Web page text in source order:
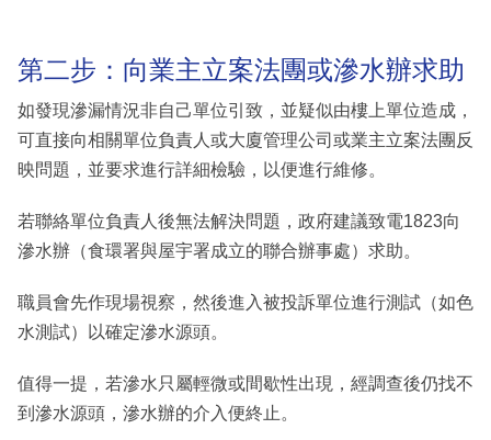
第二步：向業主立案法團或滲水辦求助
如發現滲漏情況非自己單位引致，並疑似由樓上單位造成，
可直接向相關單位負責人或大廈管理公司或業主立案法團反
映問題，並要求進行詳細檢驗，以便進行維修。
若聯絡單位負責人後無法解決問題，政府建議致電1823向
滲水辦（食環署與屋宇署成立的聯合辦事處）求助。
職員會先作現場視察，然後進入被投訴單位進行測試（如色
水測試）以確定滲水源頭。
值得一提，若滲水只屬輕微或間歇性出現，經調查後仍找不
到滲水源頭，滲水辦的介入便終止。